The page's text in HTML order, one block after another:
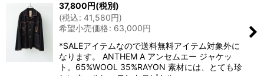
37,800円(税別)
(税込: 41,580円)
希望小売価格: 63,000円
*SALEアイテムなので送料無料アイテム対象外に
なります。 ANTHEM A アンセムエー ジャケッ
ト。65%WOOL 35%RAYON 素材には、とても珍